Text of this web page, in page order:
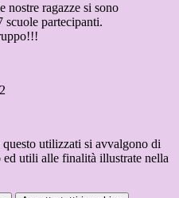
nostre ragazze si sono
scuole partecipanti.
utilizzati si avvalgono di
ed utili alle finalità illustrate nella